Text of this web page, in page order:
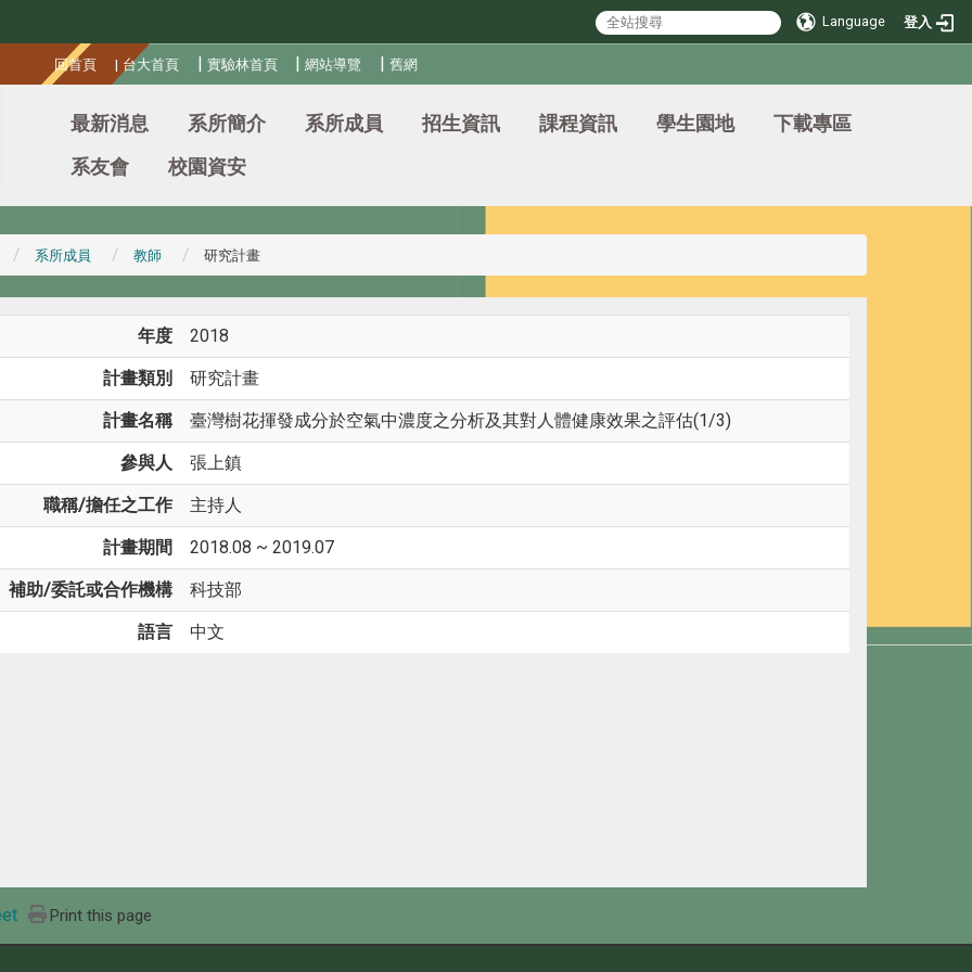
Language 登入
回首頁 | 台大首頁 | 實驗林首頁 |網站導覽 |舊網
最新消息 系所簡介 系所成員 招生資訊 課程資訊 學生園地
下載專區
系友會
校園資安
系所成員 教師 研究計畫
年度 2018
計畫類別 研究計畫
計畫名稱 臺灣樹花揮發成分於空氣中濃度之分析及其對人體健康效果之評估(1/3)
參與人 張上鎮
職稱/擔任之工作 主持人
計畫期間 2018.08 ~ 2019.07
補助/委託或合作機構 科技部
語言 中文
Print this page